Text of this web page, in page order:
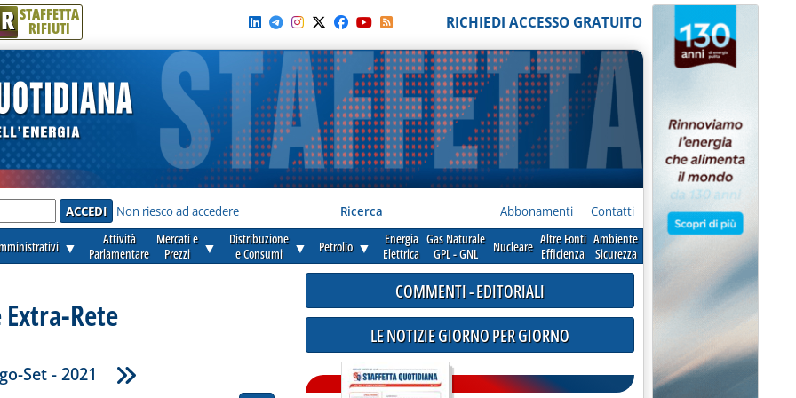
R STAFFETTA
RIFIUTI RICHIEDI ACCESSO GRATUITO
Non riesco ad accedere Ricerca Abbonamenti Contatti
▼
Attività
Parlamentare
Mercati e
Prezzi
▼
Distribuzione
e Consumi
▼ Petrolio ▼
Energia
Elettrica
Gas Naturale
GPL - GNL
Nucleare Altre Fonti
Efficienza
Ambiente
Sicurezza
Rete
Set - 2021
COMMENTI - EDITORIALI
LE NOTIZIE GIORNO PER GIORNO